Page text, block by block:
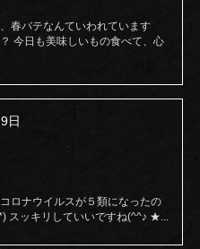
春バテなんていわれています
今日も美味しいもの食べて、心
日
ロナウイルスが５類になったの
スッキリしていいですね(^^♪ ★...